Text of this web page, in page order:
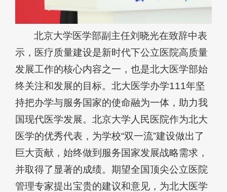
北京大学医学部副主任刘晓光在致辞中表
示，医疗质量建设是新时代下公立医院高质量
发展工作的核心内容之一，也是北大医学部始
终关注和发展的目标。北大医学办学111年坚
持把办学与服务国家的使命融为一体，助力我
国现代医学发展。北京大学人民医院作为北大
医学的优秀代表，为学校“双一流”建设做出了
巨大贡献，始终做到服务国家发展战略需求，
并取得了显著的成绩。期望全国顶尖公立医院
管理专家提出宝贵的建议和意见，为北大医学